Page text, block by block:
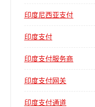
印度尼西亚支付
印度支付
印度支付服务商
印度支付网关
印度支付通道